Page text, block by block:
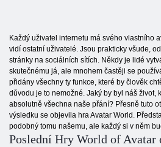
Každý uživatel internetu má svého vlastního
vidí ostatní uživatelé. Jsou prakticky všude,
stránky na sociálních sítích. Někdy je lidé
skutečnému já, ale mnohem častěji se
přidány všechny ty funkce, které by člověk
důvodu je to nemožné. Jaký by byl náš život,
absolutně všechna naše přání? Přesně tuto
výsledku se objevila hra Avatar World.
podobný tomu našemu, ale každý si v něm
Poslední Hry World of Avatar